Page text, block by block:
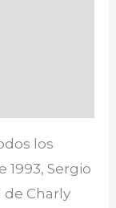
los
1993, Sergio
de Charly